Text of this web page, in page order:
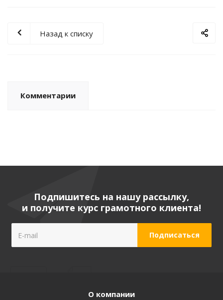
Назад к списку
Комментарии
Подпишитесь на нашу рассылку,
и получите курс грамотного клиента!
О компании